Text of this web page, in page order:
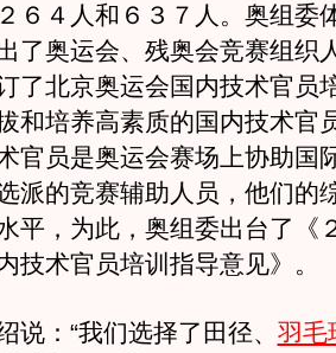
６４人和６３７人。奥组委
了奥运会、残奥会竞赛组织
了北京奥运会国内技术官员
和培养高素质的国内技术官
官员是奥运会赛场上协助国
派的竞赛辅助人员，他们的
平，为此，奥组委出台了《
技术官员培训指导意见》。
：“我们选择了田径、 羽毛